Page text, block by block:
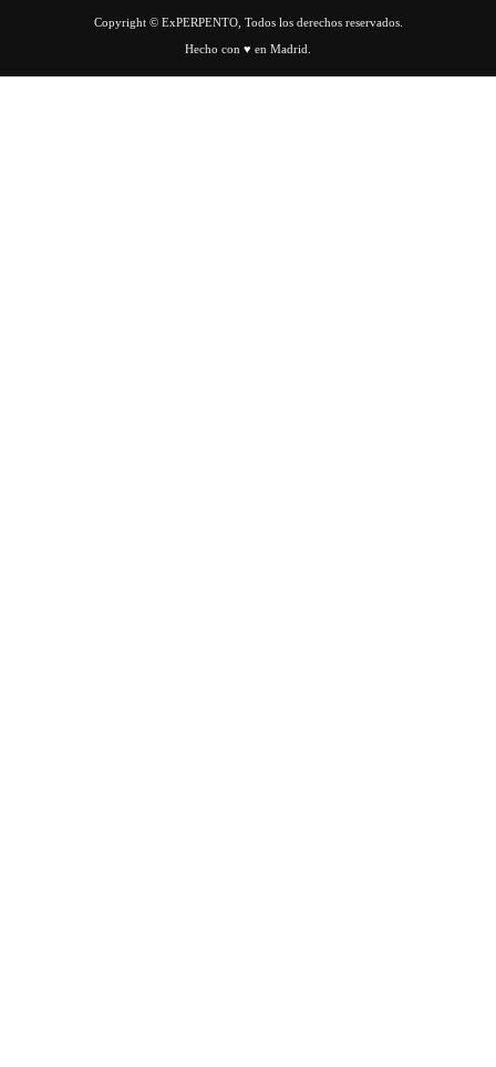
Copyright © ExPERPENTO, Todos los derechos reservados.
Hecho con ♥ en Madrid.